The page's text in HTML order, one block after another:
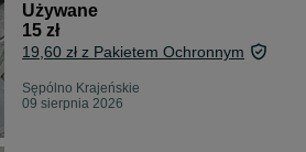
Używane
15 zł
19,60 zł z Pakietem Ochronnym
Sępólno Krajeńskie
09 sierpnia 2026